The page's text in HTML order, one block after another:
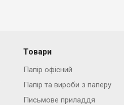
Товари
Папір офісний
Папір та вироби з паперу
Письмове приладдя